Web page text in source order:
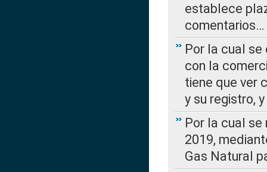
establece
comentarios…
Por la cual
con la
tiene que ver
y su registro,
Por la cual
2019,
Gas Natural